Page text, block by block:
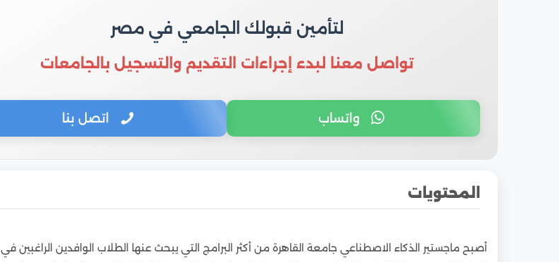
لتأمين قبولك الجامعي في مصر
تواصل معنا لبدء إجراءات التقديم والتسجيل بالجامعات
واتساب اتصل بنا
المحتويات
2
شروط ماجستير الذكاء الاصطناعي جامعة القاهرة للوافدين
أصبح ماجستير الذكاء الاصطناعي جامعة القاهرة من أكثر البرامج التي يبحث عنها الطلاب الوافدين الراغبين في